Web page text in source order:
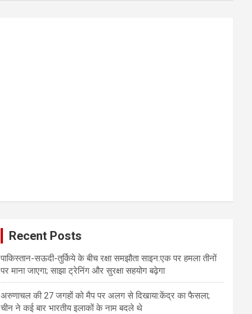
Recent Posts
पाकिस्तान-सऊदी-तुर्किये के बीच रक्षा समझौता साइन:एक पर हमला तीनों
पर माना जाएगा; साझा ट्रेनिंग और सुरक्षा सहयोग बढ़ेगा
अरुणाचल की 27 जगहों को मैप पर अलग से दिखाया:केंद्र का फैसला;
चीन ने कई बार भारतीय इलाकों के नाम बदले थे